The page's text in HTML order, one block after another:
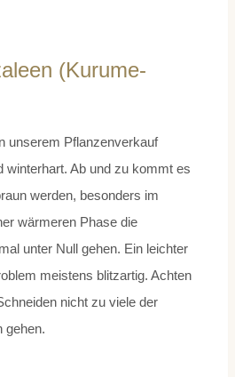
(Kurume-
unserem Pflanzenverkauf
winterhart. Ab und zu kommt es
werden, besonders im
wärmeren Phase die
unter Null gehen. Ein leichter
meistens blitzartig. Achten
nicht zu viele der
gehen.